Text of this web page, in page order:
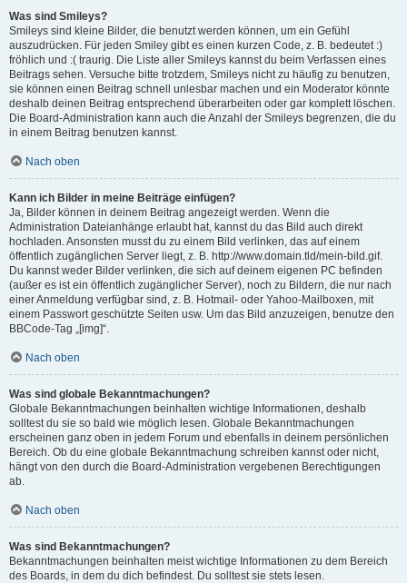
Was sind Smileys?
Smileys sind kleine Bilder, die benutzt werden können, um ein Gefühl
auszudrücken. Für jeden Smiley gibt es einen kurzen Code, z. B. bedeutet :)
fröhlich und :( traurig. Die Liste aller Smileys kannst du beim Verfassen eines
Beitrags sehen. Versuche bitte trotzdem, Smileys nicht zu häufig zu benutzen,
sie können einen Beitrag schnell unlesbar machen und ein Moderator könnte
deshalb deinen Beitrag entsprechend überarbeiten oder gar komplett löschen.
Die Board-Administration kann auch die Anzahl der Smileys begrenzen, die du
in einem Beitrag benutzen kannst.
Nach oben
Kann ich Bilder in meine Beiträge einfügen?
Ja, Bilder können in deinem Beitrag angezeigt werden. Wenn die
Administration Dateianhänge erlaubt hat, kannst du das Bild auch direkt
hochladen. Ansonsten musst du zu einem Bild verlinken, das auf einem
öffentlich zugänglichen Server liegt, z. B. http://www.domain.tld/mein-bild.gif.
Du kannst weder Bilder verlinken, die sich auf deinem eigenen PC befinden
(außer es ist ein öffentlich zugänglicher Server), noch zu Bildern, die nur nach
einer Anmeldung verfügbar sind, z. B. Hotmail- oder Yahoo-Mailboxen, mit
einem Passwort geschützte Seiten usw. Um das Bild anzuzeigen, benutze den
BBCode-Tag „[img]“.
Nach oben
Was sind globale Bekanntmachungen?
Globale Bekanntmachungen beinhalten wichtige Informationen, deshalb
solltest du sie so bald wie möglich lesen. Globale Bekanntmachungen
erscheinen ganz oben in jedem Forum und ebenfalls in deinem persönlichen
Bereich. Ob du eine globale Bekanntmachung schreiben kannst oder nicht,
hängt von den durch die Board-Administration vergebenen Berechtigungen
ab.
Nach oben
Was sind Bekanntmachungen?
Bekanntmachungen beinhalten meist wichtige Informationen zu dem Bereich
des Boards, in dem du dich befindest. Du solltest sie stets lesen.